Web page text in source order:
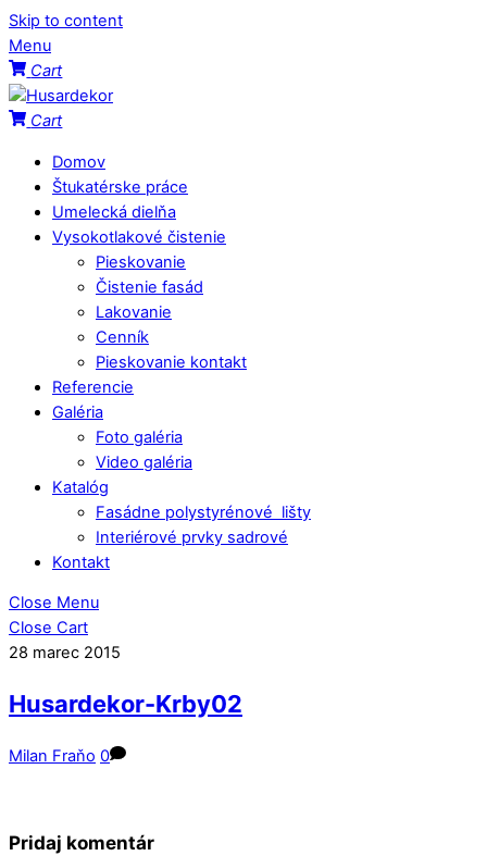
Skip to content
Menu
Cart
Cart
Domov
Štukatérske práce
Umelecká dielňa
Vysokotlakové čistenie
Pieskovanie
Čistenie fasád
Lakovanie
Cenník
Pieskovanie kontakt
Referencie
Galéria
Foto galéria
Video galéria
Katalóg
Fasádne polystyrénové lišty
Interiérové prvky sadrové
Kontakt
Close Menu
Close Cart
28 marec 2015
Husardekor-Krby02
Milan Fraňo 0
Pridaj komentár